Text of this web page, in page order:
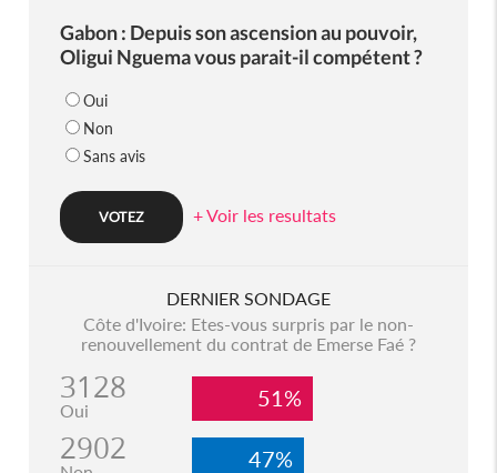
Gabon : Depuis son ascension au pouvoir,
Oligui Nguema vous parait-il compétent ?
Oui
Non
Sans avis
+ Voir les resultats
DERNIER SONDAGE
Côte d'Ivoire: Etes-vous surpris par le non-
renouvellement du contrat de Emerse Faé ?
3128
Oui 51%
2902 47%